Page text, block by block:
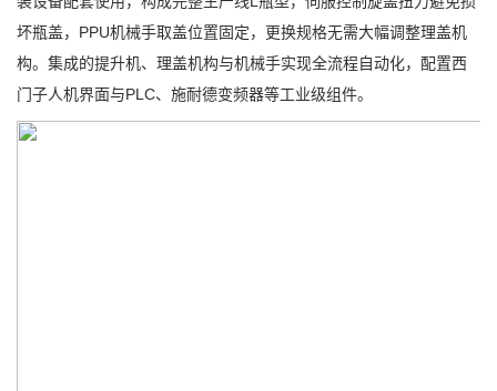
坏瓶盖，PPU机械手取盖位置固定，更换规格无需大幅调整理盖机
构。集成的提升机、理盖机构与机械手实现全流程自动化，配置西
门子人机界面与PLC、施耐德变频器等工业级组件。